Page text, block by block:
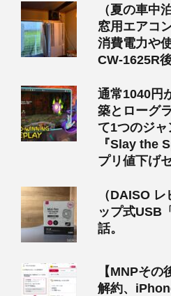
（夏の車中
窓用エアコ
消費電力や
CW-1625R
通常1040円
築とローグ
て1つのジ
『Slay the
プリ値下げ
（DAISO
ップ式USB
話。
【MNPそ
解約、